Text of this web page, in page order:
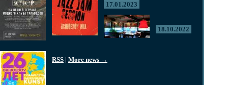
17.01.2023
18.10.2022
RSS | More news →